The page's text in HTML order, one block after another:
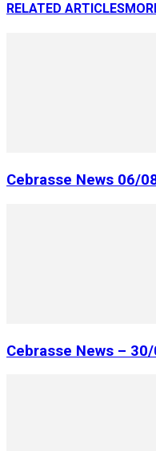
RELATED ARTICLES
Cebrasse News 06/
Cebrasse News –